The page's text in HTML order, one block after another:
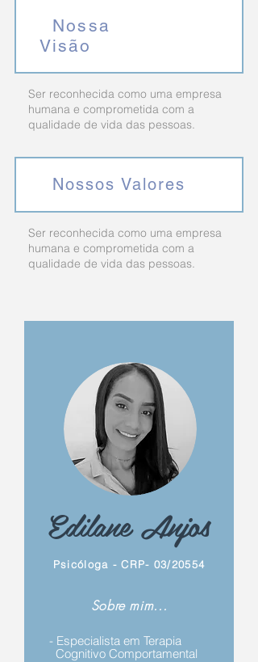
Nossa
Visão
Ser reconhecida como uma empresa
humana e comprometida com a
qualidade de vida das pessoas.
Nossos Valores
Ser reconhecida como uma empresa
humana e comprometida com a
qualidade de vida das pessoas.
Título 6
Edilane Anjos
Psicóloga - CRP- 03/20554
Sobre mim...
- Especialista em Terapia
Cognitivo Comportamental